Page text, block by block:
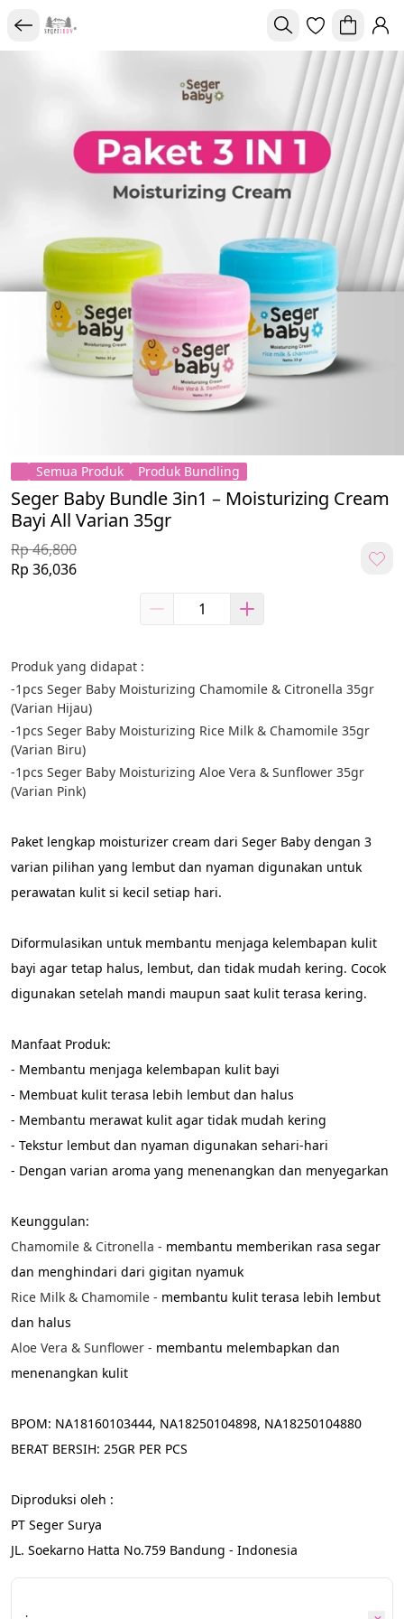
Semua Produk Produk Bundling
Seger Baby Bundle 3in1 – Moisturizing Cream
Bayi All Varian 35gr
Rp 46,800
Rp 36,036
Produk yang didapat :
-1pcs Seger Baby Moisturizing Chamomile & Citronella 35gr
(Varian Hijau)
-1pcs Seger Baby Moisturizing Rice Milk & Chamomile 35gr
(Varian Biru)
-1pcs Seger Baby Moisturizing Aloe Vera & Sunflower 35gr
(Varian Pink)
Paket lengkap moisturizer cream dari Seger Baby dengan 3
varian pilihan yang lembut dan nyaman digunakan untuk
perawatan kulit si kecil setiap hari.
Diformulasikan untuk membantu menjaga kelembapan kulit
bayi agar tetap halus, lembut, dan tidak mudah kering. Cocok
digunakan setelah mandi maupun saat kulit terasa kering.
Manfaat Produk:
- Membantu menjaga kelembapan kulit bayi
- Membuat kulit terasa lebih lembut dan halus
- Membantu merawat kulit agar tidak mudah kering
- Tekstur lembut dan nyaman digunakan sehari-hari
- Dengan varian aroma yang menenangkan dan menyegarkan
Keunggulan:
Chamomile & Citronella - membantu memberikan rasa segar
dan menghindari dari gigitan nyamuk
Rice Milk & Chamomile - membantu kulit terasa lebih lembut
dan halus
Aloe Vera & Sunflower - membantu melembapkan dan
menenangkan kulit
BPOM: NA18160103444, NA18250104898, NA18250104880
BERAT BERSIH: 25GR PER PCS
Diproduksi oleh :
PT Seger Surya
JL. Soekarno Hatta No.759 Bandung - Indonesia